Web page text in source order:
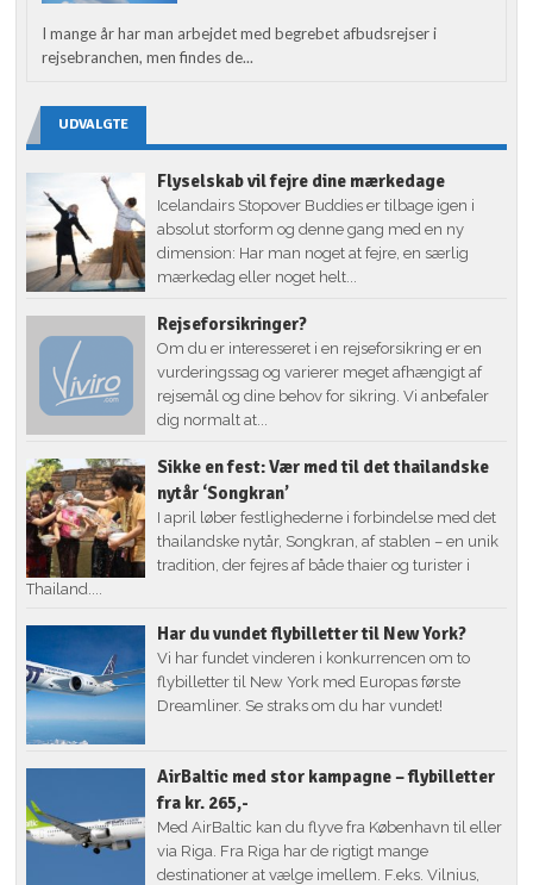
I mange år har man arbejdet med begrebet afbudsrejser i
rejsebranchen, men findes de...
UDVALGTE
Flyselskab vil fejre dine mærkedage
Icelandairs Stopover Buddies er tilbage igen i
absolut storform og denne gang med en ny
dimension: Har man noget at fejre, en særlig
mærkedag eller noget helt...
Rejseforsikringer?
Om du er interesseret i en rejseforsikring er en
vurderingssag og varierer meget afhængigt af
rejsemål og dine behov for sikring. Vi anbefaler
dig normalt at...
Sikke en fest: Vær med til det thailandske
nytår ‘Songkran’
I april løber festlighederne i forbindelse med det
thailandske nytår, Songkran, af stablen – en unik
tradition, der fejres af både thaier og turister i
Thailand....
Har du vundet flybilletter til New York?
Vi har fundet vinderen i konkurrencen om to
flybilletter til New York med Europas første
Dreamliner. Se straks om du har vundet!
AirBaltic med stor kampagne – flybilletter
fra kr. 265,-
Med AirBaltic kan du flyve fra København til eller
via Riga. Fra Riga har de rigtigt mange
destinationer at vælge imellem. F.eks. Vilnius,